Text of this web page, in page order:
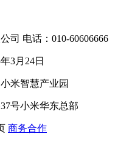
司 电话：010-60606666
3月24日
米智慧产业园
号小米华东总部
商务合作